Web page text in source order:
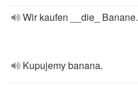
Wir kaufen __die_ Banane.
Kupujemy banana.